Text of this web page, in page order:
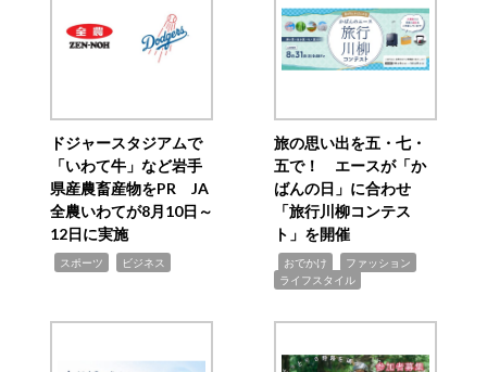
ドジャースタジアムで
「いわて牛」など岩手
県産農畜産物をPR JA
全農いわてが8月10日～
12日に実施
スポーツ ビジネス
旅の思い出を五・七・
五で！ エースが「か
ばんの日」に合わせ
「旅行川柳コンテス
ト」を開催
おでかけ ファッション
ライフスタイル